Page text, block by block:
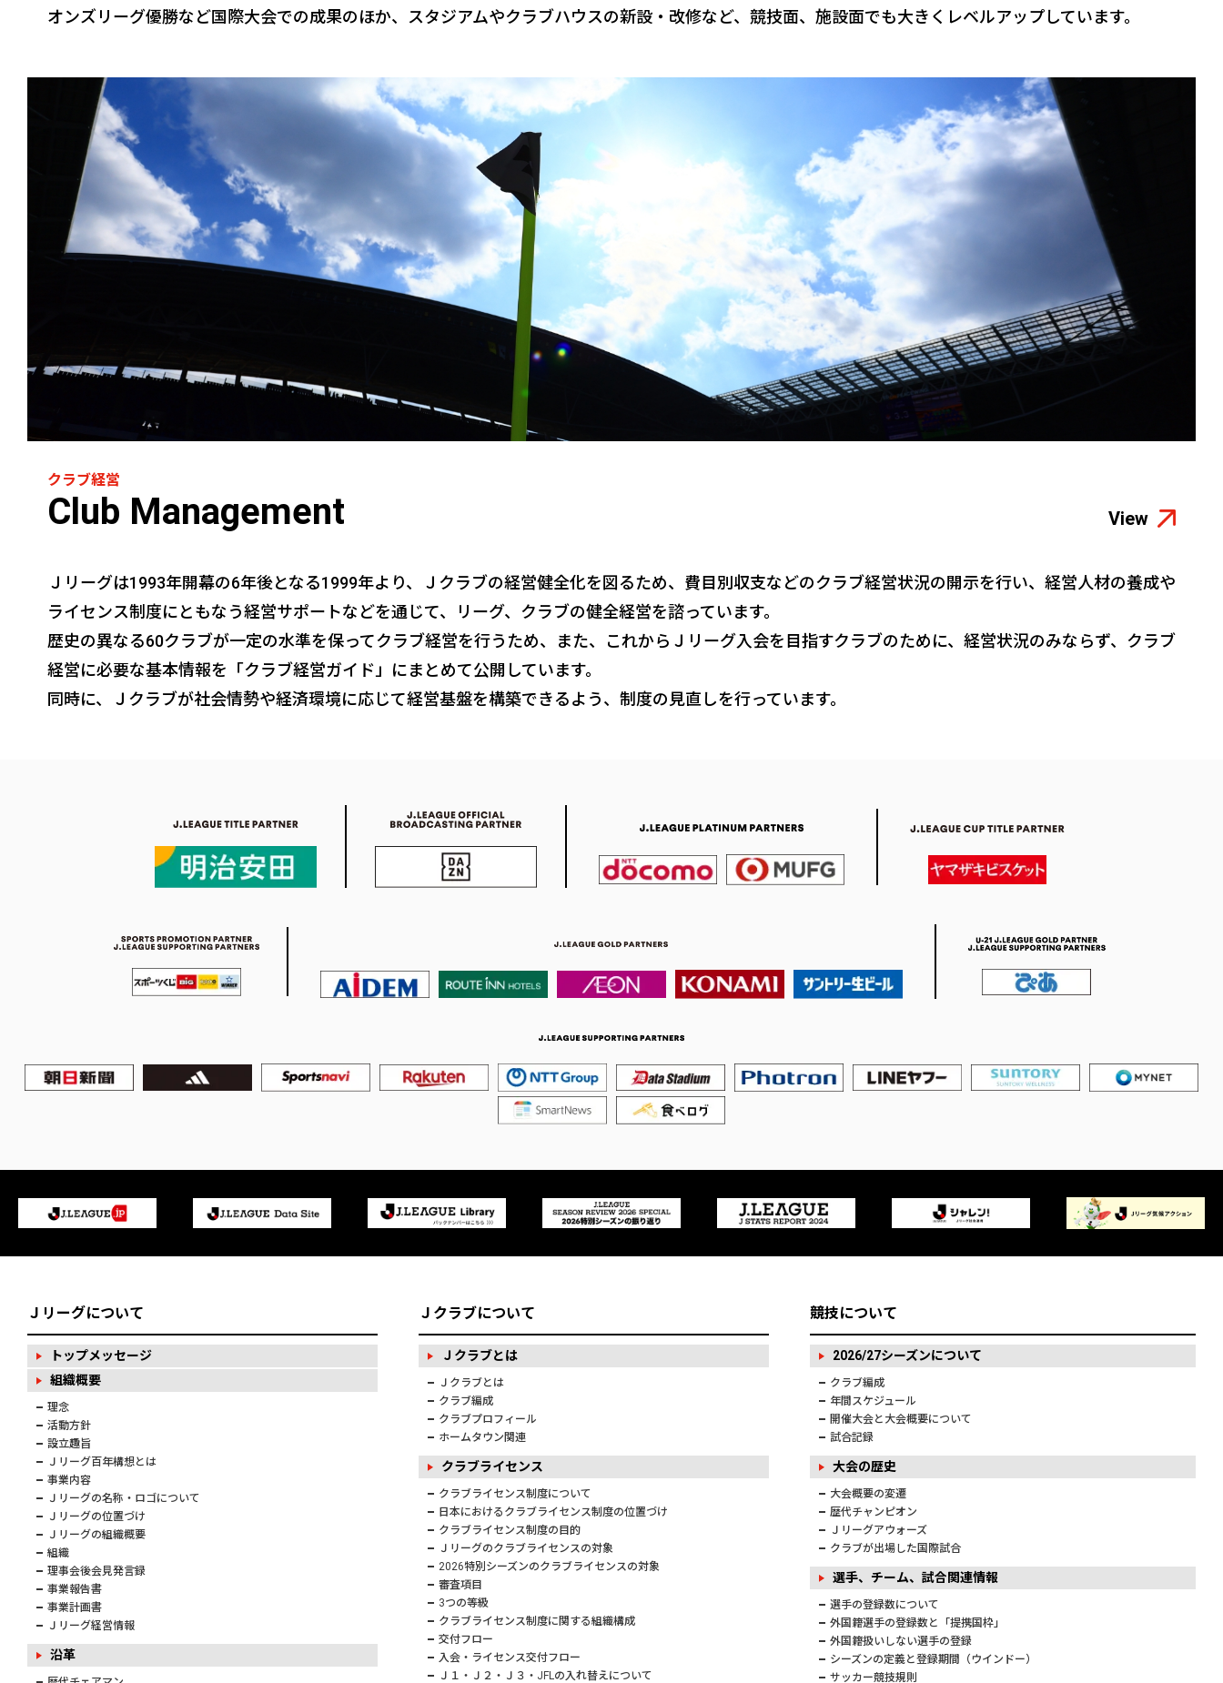
オンズリーグ優勝など国際大会での成果のほか、スタジアムやクラブハウスの新設・改修など、競技面、施設面でも大きくレベルアップしています。
クラブ経営
Club Management View
Ｊリーグは1993年開幕の6年後となる1999年より、Ｊクラブの経営健全化を図るため、費目別収支などのクラブ経営状況の開示を行い、経営人材の養成や
ライセンス制度にともなう経営サポートなどを通じて、リーグ、クラブの健全経営を諮っています。
歴史の異なる60クラブが一定の水準を保ってクラブ経営を行うため、また、これからＪリーグ入会を目指すクラブのために、経営状況のみならず、クラブ
経営に必要な基本情報を「クラブ経営ガイド」にまとめて公開しています。
同時に、Ｊクラブが社会情勢や経済環境に応じて経営基盤を構築できるよう、制度の見直しを行っています。
Ｊリーグについて
トップメッセージ
組織概要
理念
活動方針
設立趣旨
Ｊリーグ百年構想とは
事業内容
Ｊリーグの名称・ロゴについて
Ｊリーグの位置づけ
Ｊリーグの組織概要
組織
理事会後会見発言録
事業報告書
事業計画書
Ｊリーグ経営情報
沿革
Ｊクラブについて
Ｊクラブとは
Ｊクラブとは
クラブ編成
クラブプロフィール
ホームタウン関連
クラブライセンス
クラブライセンス制度について
日本におけるクラブライセンス制度の位置づけ
クラブライセンス制度の目的
Ｊリーグのクラブライセンスの対象
2026特別シーズンのクラブライセンスの対象
審査項目
3つの等級
クラブライセンス制度に関する組織構成
交付フロー
入会・ライセンス交付フロー
Ｊ１・Ｊ２・Ｊ３・JFLの入れ替えについて
競技について
2026/27シーズンについて
クラブ編成
年間スケジュール
開催大会と大会概要について
試合記録
大会の歴史
大会概要の変遷
歴代チャンピオン
Ｊリーグアウォーズ
クラブが出場した国際試合
選手、チーム、試合関連情報
選手の登録数について
外国籍選手の登録数と「提携国枠」
外国籍扱いしない選手の登録
シーズンの定義と登録期間（ウインドー）
サッカー競技規則